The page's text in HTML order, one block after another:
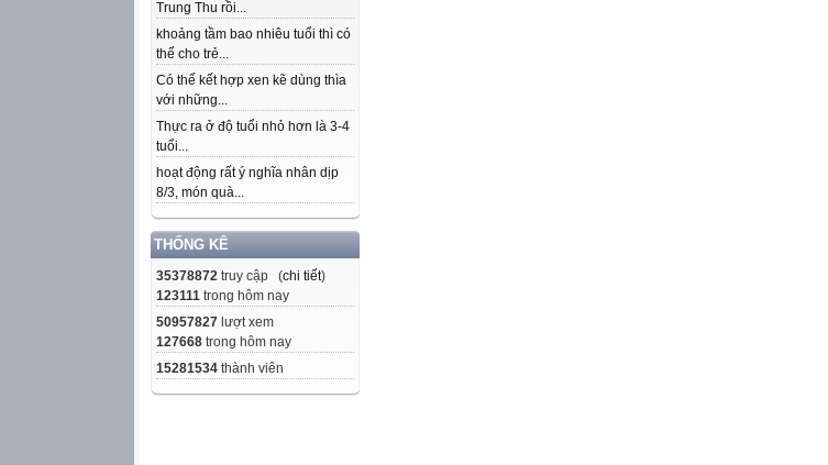
Trung Thu rồi...
khoảng tầm bao nhiêu tuổi thì có
thể cho trẻ...
Có thể kết hợp xen kẽ dùng thìa
với những...
Thực ra ở độ tuổi nhỏ hơn là 3-4
tuổi...
hoạt động rất ý nghĩa nhân dịp
8/3, món quà...
THỐNG KÊ
35378872 truy cập (chi tiết)
123111 trong hôm nay
50957827 lượt xem
127668 trong hôm nay
15281534 thành viên